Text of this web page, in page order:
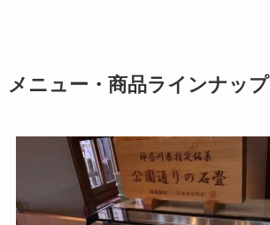
メニュー・商品ラインナップ